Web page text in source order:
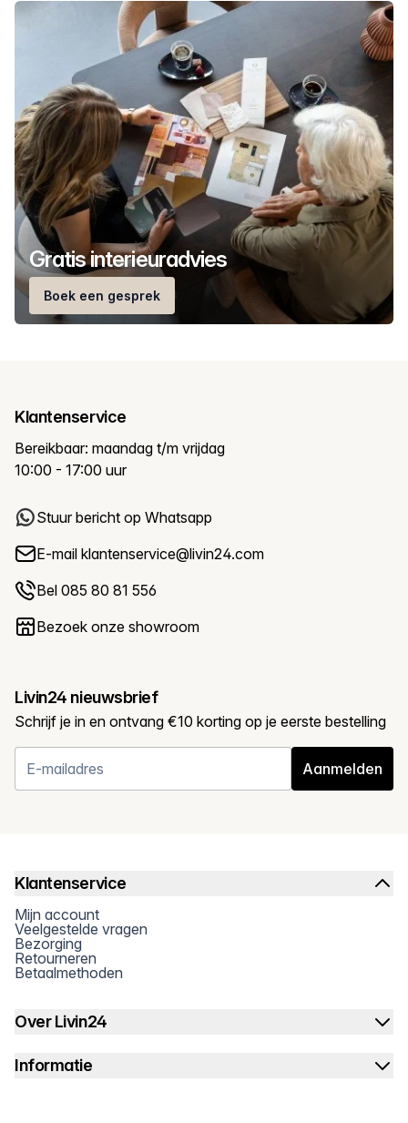
Gratis interieuradvies
Boek een gesprek
Klantenservice
Bereikbaar: maandag t/m vrijdag
10:00 - 17:00 uur
Stuur bericht op Whatsapp
E-mail klantenservice@livin24.com
Bel 085 80 81 556
Bezoek onze showroom
Livin24 nieuwsbrief
Schrijf je in en ontvang €10 korting op je eerste bestelling
Aanmelden
Klantenservice
Mijn account
Veelgestelde vragen
Bezorging
Retourneren
Betaalmethoden
Over Livin24
Informatie